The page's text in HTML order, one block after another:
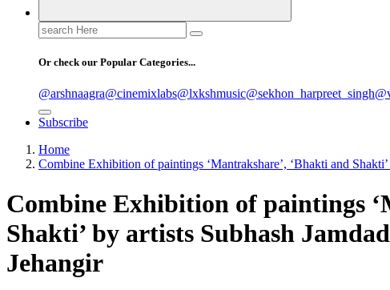
Search
for:
Or check our Popular Categories...
@arshnaagra@cinemixlabs@lxkshmusic@sekhon_harpreet_singh
Subscribe
Home
Combine Exhibition of paintings ‘Mantrakshare’, ‘Bhakti and
Combine Exhibition of paintings
Shakti’ by artists Subhash
Jehangir